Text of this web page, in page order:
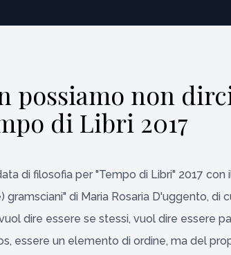
possiamo non
di Libri 2017
di filosofia per "Tempo di Libri" 2017 con
gramsciani" di Maria Rosaria D'uggento, di
dire essere se stessi, vuol dire essere
essere un elemento di ordine, ma del